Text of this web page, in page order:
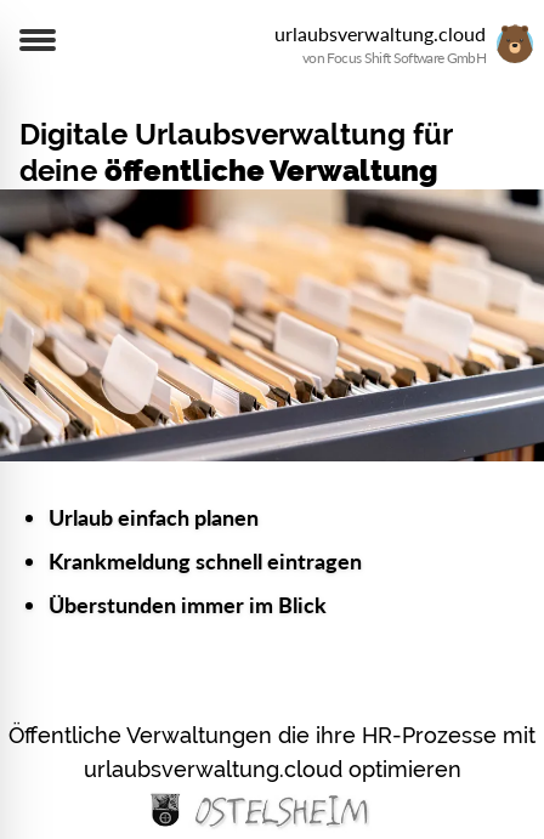
urlaubsverwaltung.cloud
von Focus Shift Software GmbH
Digitale Urlaubsverwaltung für
deine öffentliche Verwaltung
Urlaub einfach planen
Krankmeldung schnell eintragen
Überstunden immer im Blick
Öffentliche Verwaltungen die ihre HR-Prozesse mit
urlaubsverwaltung.cloud optimieren